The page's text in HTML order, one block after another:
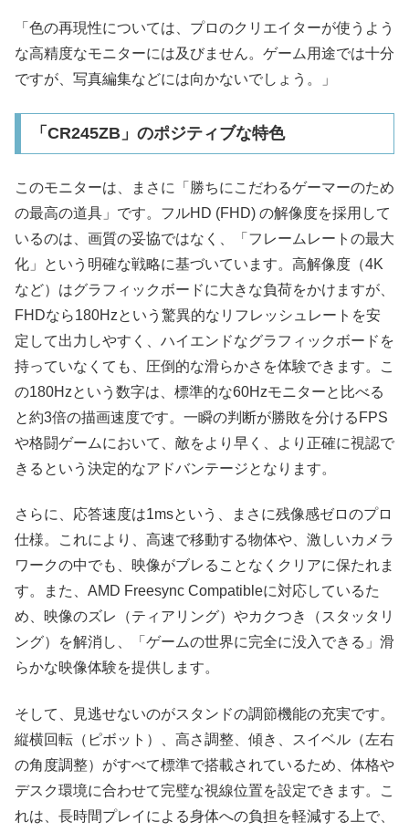
「色の再現性については、プロのクリエイターが使うよう
な高精度なモニターには及びません。ゲーム用途では十分
ですが、写真編集などには向かないでしょう。」
「CR245ZB」のポジティブな特色
このモニターは、まさに「勝ちにこだわるゲーマーのため
の最高の道具」です。フルHD (FHD) の解像度を採用して
いるのは、画質の妥協ではなく、「フレームレートの最大
化」という明確な戦略に基づいています。高解像度（4K
など）はグラフィックボードに大きな負荷をかけますが、
FHDなら180Hzという驚異的なリフレッシュレートを安
定して出力しやすく、ハイエンドなグラフィックボードを
持っていなくても、圧倒的な滑らかさを体験できます。こ
の180Hzという数字は、標準的な60Hzモニターと比べる
と約3倍の描画速度です。一瞬の判断が勝敗を分けるFPS
や格闘ゲームにおいて、敵をより早く、より正確に視認で
きるという決定的なアドバンテージとなります。
さらに、応答速度は1msという、まさに残像感ゼロのプロ
仕様。これにより、高速で移動する物体や、激しいカメラ
ワークの中でも、映像がブレることなくクリアに保たれま
す。また、AMD Freesync Compatibleに対応しているた
め、映像のズレ（ティアリング）やカクつき（スタッタリ
ング）を解消し、「ゲームの世界に完全に没入できる」滑
らかな映像体験を提供します。
そして、見逃せないのがスタンドの調節機能の充実です。
縦横回転（ピボット）、高さ調整、傾き、スイベル（左右
の角度調整）がすべて標準で搭載されているため、体格や
デスク環境に合わせて完璧な視線位置を設定できます。こ
れは、長時間プレイによる身体への負担を軽減する上で、